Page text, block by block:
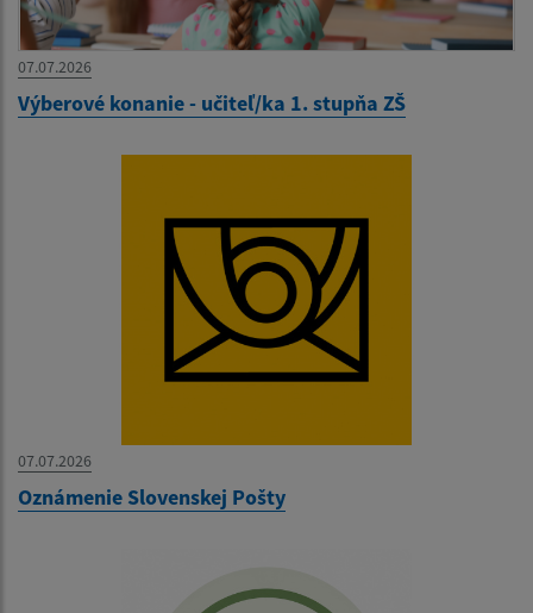
07.07.2026
Výberové konanie - učiteľ/ka 1. stupňa ZŠ
07.07.2026
Oznámenie Slovenskej Pošty